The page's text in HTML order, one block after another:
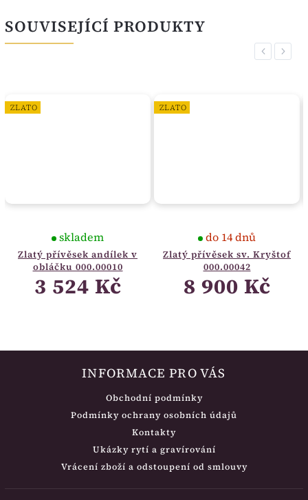
SOUVISEJÍCÍ PRODUKTY
Previous
ZLATO
Zlatý přívěsek andílek v
obláčku 000.00010
skladem
3 524 Kč
ZLATO
Zlatý přívěsek sv. Kryštof
000.00042
do 14 dnů
8 900 Kč
Next
INFORMACE PRO VÁS
Obchodní podmínky
Podmínky ochrany osobních údajů
Kontakty
Ukázky rytí a gravírování
Vrácení zboží a odstoupení od smlouvy